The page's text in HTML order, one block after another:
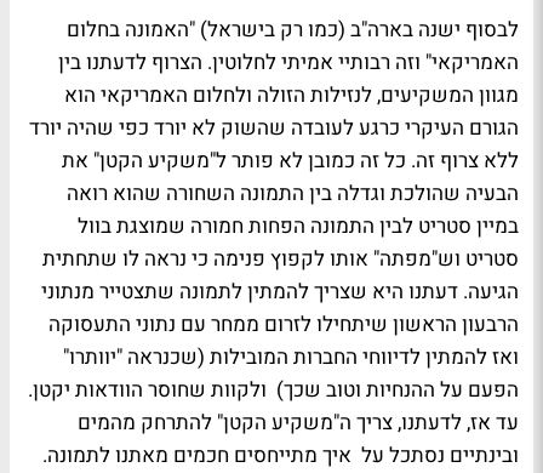
לבסוף ישנה בארה"ב (כמו רק בישראל) "האמונה בחלום
האמריקאי" וזה רבותיי אמיתי לחלוטין. הצרוף לדעתנו בין
מגוון המשקיעים, לנזילות הזולה ולחלום האמריקאי הוא
הגורם העיקרי כרגע לעובדה שהשוק לא יורד כפי שהיה יורד
ללא צרוף זה. כל זה כמובן לא פותר ל"משקיע הקטן" את
הבעיה שהולכת וגדלה בין התמונה השחורה שהוא רואה
במיין סטריט לבין התמונה הפחות חמורה שמוצגת בוול
סטריט וש"מפתה" אותו לקפוץ פנימה כי נראה לו שתחתית
הגיעה. דעתנו היא שצריך להמתין לתמונה שתצטייר מנתוני
הרבעון הראשון שיתחילו לזרום ממחר עם נתוני התעסוקה
ואז להמתין לדיווחי החברות המובילות (שכנראה "יוותרו"
הפעם על ההנחיות וטוב שכך) ולקוות שחוסר הוודאות יקטן.
עד אז, לדעתנו, צריך ה"משקיע הקטן" להתרחק מהמים
ובינתיים נסתכל על איך מתייחסים חכמים מאתנו לתמונה.